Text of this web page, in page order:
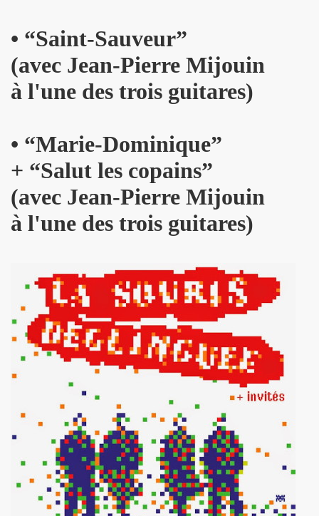
• “Saint-Sauveur”
(avec Jean-Pierre Mijouin
à l'une des trois guitares)
• “Marie-Dominique”
+ “Salut les copains”
(avec Jean-Pierre Mijouin
à l'une des trois guitares)
2013 au TRIANON (Paris) : compte rendu.
PASCAUD dans "TELERAMA" (8 au 14 janvier 2014).
MATIN" (20 decembre 2013).
(mercredi 18 decembre 2013).
T. MUGLER dans "TETU" (decembre 2013).
+ ICI PARIS le 14 novembre 2013 au TRIANON (Paris)
VS CHINA GIRL" le 3 octobre 2013 aux TROIS
CHRISTOPHE MAE au PALAIS DES SPORTS 2013
Canaries (juillet 2013).
dans "PARIS MONTMARTRE" (ete 2013).
au TRIANON (avec MICK JONES) et le 12 juillet 2013
le 7 juin 2005 a L'OLYMPIA : compte rendu.
au THEATRE DU PETIT SAINT MARTIN (Paris) :
DU SINGE") le 28 juin 2013 au PALAIS DES